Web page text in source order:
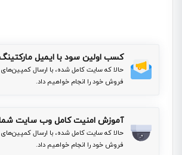
کسب اولین سود با ایمیل
حالا که سایت کامل شده، با ارسال کمپین‌های
فروش خود را انجام خواهیم داد.
آموزش امنیت کامل وب سایت
حالا که سایت کامل شده، با ارسال کمپین‌های
فروش خود را انجام خواهیم داد.